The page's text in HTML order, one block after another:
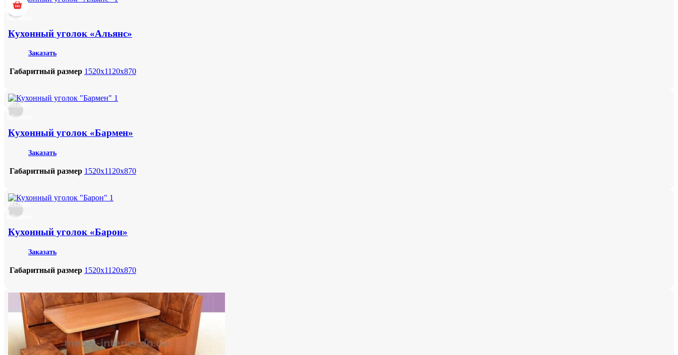
Добавить
в
избранное
Кухонный уголок «Альянс»
Заказать
Габаритный размер 1520х1120х870
Добавить
в
избранное
Кухонный уголок «Бармен»
Заказать
Габаритный размер 1520х1120х870
Добавить
в
избранное
Кухонный уголок «Барон»
Заказать
Габаритный размер 1520х1120х870